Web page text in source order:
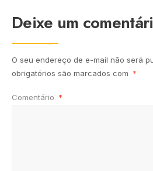
Deixe um
O seu endereço de e-mail não será
obrigatórios são marcados com *
Comentário *